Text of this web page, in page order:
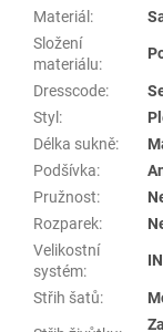
Materiál :
Složení
materiálu:
Dresscode:
Styl :
Délka sukně:
Podšívka:
Pružnost:
Rozparek:
Velikostní
systém:
Střih šatů: